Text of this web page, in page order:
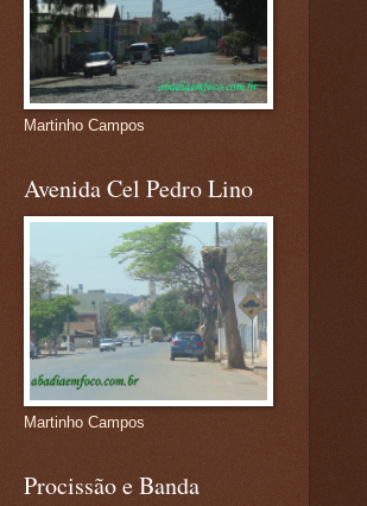
Martinho Campos
Avenida Cel Pedro Lino
Martinho Campos
Procissão e Banda